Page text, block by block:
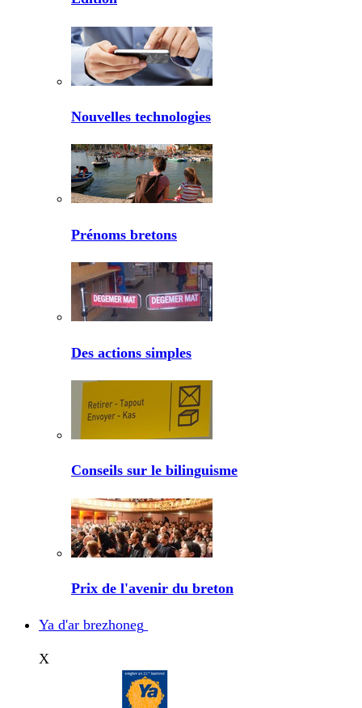
Nouvelles technologies
Prénoms bretons
Des actions simples
Conseils sur le bilinguisme
Prix de l'avenir du breton
Ya d'ar brezhoneg
X